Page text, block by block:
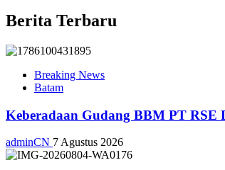
Berita Terbaru
Breaking News
Batam
Keberadaan Gudang BBM PT
adminCN 7 Agustus 2026